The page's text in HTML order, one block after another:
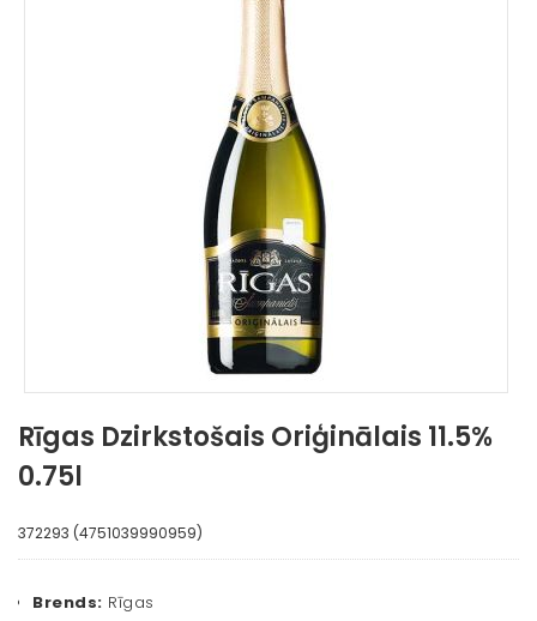
Rīgas Dzirkstošais Oriģinālais 11.5%
0.75l
372293 (4751039990959)
Brends: Rīgas